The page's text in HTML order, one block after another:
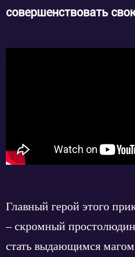
совершенствовать
Главный герой этого
– скромный
стать выдающимся